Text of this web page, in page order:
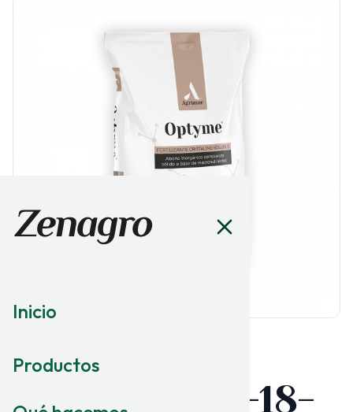
Inicio
Productos
MACRONUTRICIÓN
Optyme
18-18-